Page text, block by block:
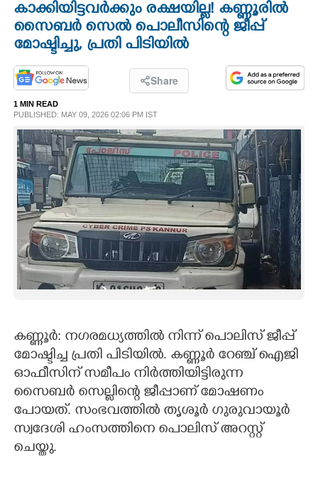
OPINION
PHOTOS
LIFESTYLE
SPIRITUAL
INFO+
ART
ASTRO
LITERATURE
ZOOM
CONTACT US
കാക്കിയിട്ടവർക്കും രക്ഷയില്ല! കണ്ണൂരിൽ
സൈബർ സെൽ പൊലീസിന്റെ ജീപ്പ്
മോഷ്ടിച്ചു, പ്രതി പിടിയിൽ
Share
1 MIN READ
PUBLISHED: MAY 09, 2026 02:06 PM IST
കണ്ണൂർ: നഗരമധ്യത്തിൽ നിന്ന് പൊലിസ് ജീപ്പ്
മോഷ്ടിച്ച പ്രതി പിടിയിൽ. കണ്ണൂർ റേഞ്ച് ഐജി
ഓഫീസിന് സമീപം നിർത്തിയിട്ടിരുന്ന
സൈബർ സെല്ലിന്റെ ജീപ്പാണ് മോഷണം
പോയത്. സംഭവത്തിൽ തൃശൂർ ഗുരുവായൂർ
സ്വദേശി ഹംസത്തിനെ പൊലിസ് അറസ്റ്റ്
ചെയ്തു.